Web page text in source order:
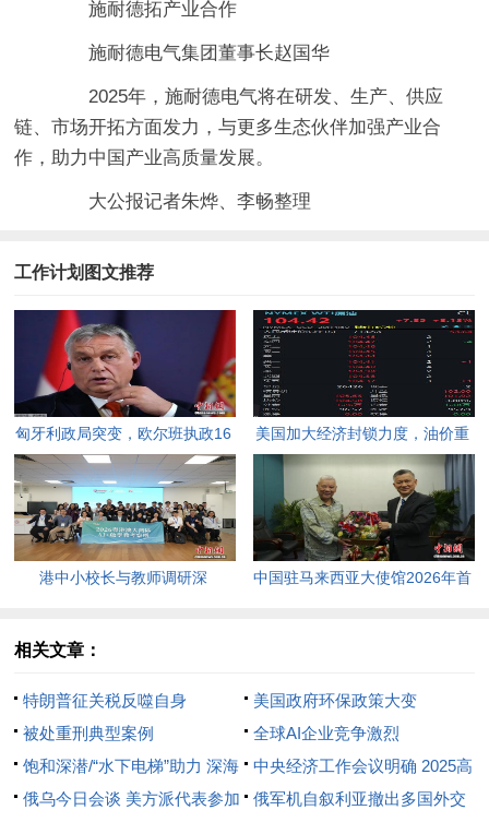
施耐德拓产业合作
施耐德电气集团董事长赵国华
2025年，施耐德电气将在研发、生产、供应
链、市场开拓方面发力，与更多生态伙伴加强产业合
作，助力中国产业高质量发展。
大公报记者朱烨、李畅整理
工作计划图文推荐
匈牙利政局突变，欧尔班执政16
年终结。
美国加大经济封锁力度，油价重
返100美元高点，黄金价格急
跌，日韩主要股指开盘走低。
港中小校长与教师调研深
课堂新路径。
中国驻马来西亚大使馆2026年首
力，帮助他们在异国他乡更好地
学习和生活。
相关文章：
特朗普征关税反噬自身
美国政府环保政策大变
被处重刑典型案例
全球AI企业竞争激烈
饱和深潜/“水下电梯”助力 深海
高压执勤
中央经济工作会议明确 2025高
质量发展聚焦七种“经济”（单
俄乌今日会谈 美方派代表参加 俄军机自叙利亚撤出多国外交